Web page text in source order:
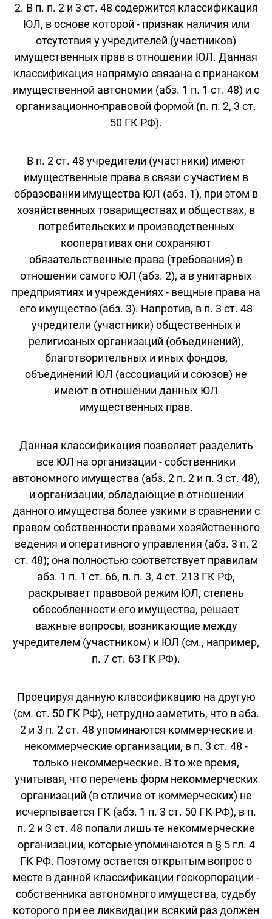
2. В п. п. 2 и 3 ст. 48 содержится классификация
ЮЛ, в основе которой - признак наличия или
отсутствия у учредителей (участников)
имущественных прав в отношении ЮЛ. Данная
классификация напрямую связана с признаком
имущественной автономии (абз. 1 п. 1 ст. 48) и с
организационно-правовой формой (п. п. 2, 3 ст.
50 ГК РФ).
В п. 2 ст. 48 учредители (участники) имеют
имущественные права в связи с участием в
образовании имущества ЮЛ (абз. 1), при этом в
хозяйственных товариществах и обществах, в
потребительских и производственных
кооперативах они сохраняют
обязательственные права (требования) в
отношении самого ЮЛ (абз. 2), а в унитарных
предприятиях и учреждениях - вещные права на
его имущество (абз. 3). Напротив, в п. 3 ст. 48
учредители (участники) общественных и
религиозных организаций (объединений),
благотворительных и иных фондов,
объединений ЮЛ (ассоциаций и союзов) не
имеют в отношении данных ЮЛ
имущественных прав.
Данная классификация позволяет разделить
все ЮЛ на организации - собственники
автономного имущества (абз. 2 п. 2 и п. 3 ст. 48),
и организации, обладающие в отношении
данного имущества более узкими в сравнении с
правом собственности правами хозяйственного
ведения и оперативного управления (абз. 3 п. 2
ст. 48); она полностью соответствует правилам
абз. 1 п. 1 ст. 66, п. п. 3, 4 ст. 213 ГК РФ,
раскрывает правовой режим ЮЛ, степень
обособленности его имущества, решает
важные вопросы, возникающие между
учредителем (участником) и ЮЛ (см., например,
п. 7 ст. 63 ГК РФ).
Проецируя данную классификацию на другую
(см. ст. 50 ГК РФ), нетрудно заметить, что в абз.
2 и 3 п. 2 ст. 48 упоминаются коммерческие и
некоммерческие организации, в п. 3 ст. 48 -
только некоммерческие. В то же время,
учитывая, что перечень форм некоммерческих
организаций (в отличие от коммерческих) не
исчерпывается ГК (абз. 1 п. 3 ст. 50 ГК РФ), в п.
п. 2 и 3 ст. 48 попали лишь те некоммерческие
организации, которые упоминаются в § 5 гл. 4
ГК РФ. Поэтому остается открытым вопрос о
месте в данной классификации госкорпорации -
собственника автономного имущества, судьбу
которого при ее ликвидации всякий раз должен